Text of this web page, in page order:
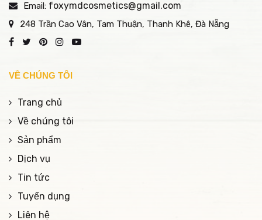
Email: foxymdcosmetics@gmail.com
248 Trần Cao Vân, Tam Thuận, Thanh Khê, Đà Nẵng
VỀ CHÚNG TÔI
Trang chủ
Về chúng tôi
Sản phẩm
Dịch vụ
Tin tức
Tuyển dụng
Liên hệ